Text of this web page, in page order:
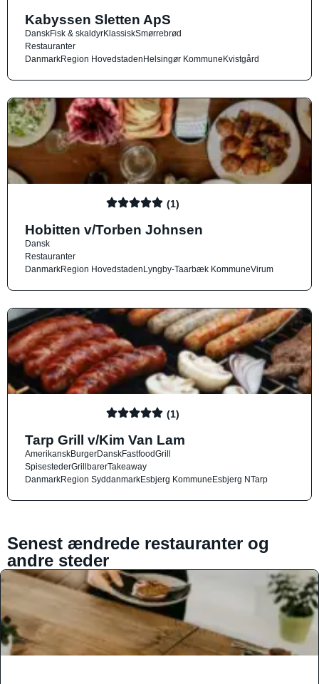
Kabyssen Sletten ApS
DanskFisk & skaldyrKlassiskSmørrebrød
Restauranter
DanmarkRegion HovedstadenHelsingør KommuneKvistgård
(1)
Hobitten v/Torben Johnsen
Dansk
Restauranter
DanmarkRegion HovedstadenLyngby-Taarbæk KommuneVirum
(1)
Tarp Grill v/Kim Van Lam
AmerikanskBurgerDanskFastfoodGrill
SpisestederGrillbarerTakeaway
DanmarkRegion SyddanmarkEsbjerg KommuneEsbjerg NTarp
Senest ændrede restauranter og
andre steder